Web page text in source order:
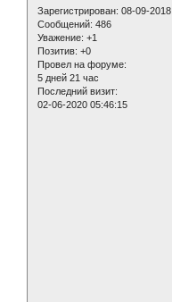
Зарегистрирован: 08-09-2018
Сообщений: 486
Уважение: +1
Позитив: +0
Провел на форуме:
5 дней 21 час
Последний визит:
02-06-2020 05:46:15